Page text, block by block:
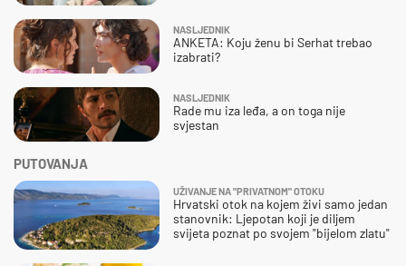
NASLJEDNIK
ANKETA: Koju ženu bi Serhat trebao
izabrati?
NASLJEDNIK
Rade mu iza leđa, a on toga nije
svjestan
PUTOVANJA
UŽIVANJE NA "PRIVATNOM" OTOKU
Hrvatski otok na kojem živi samo jedan
stanovnik: Ljepotan koji je diljem
svijeta poznat po svojem "bijelom zlatu"